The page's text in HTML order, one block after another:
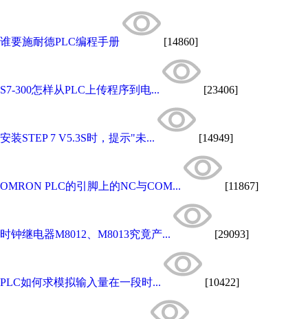
谁要施耐德PLC编程手册 [14860]
S7-300怎样从PLC上传程序到电... [23406]
安装STEP 7 V5.3S时，提示"未... [14949]
OMRON PLC的引脚上的NC与COM... [11867]
时钟继电器M8012、M8013究竟产... [29093]
PLC如何求模拟输入量在一段时... [10422]